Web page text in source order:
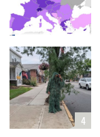
4